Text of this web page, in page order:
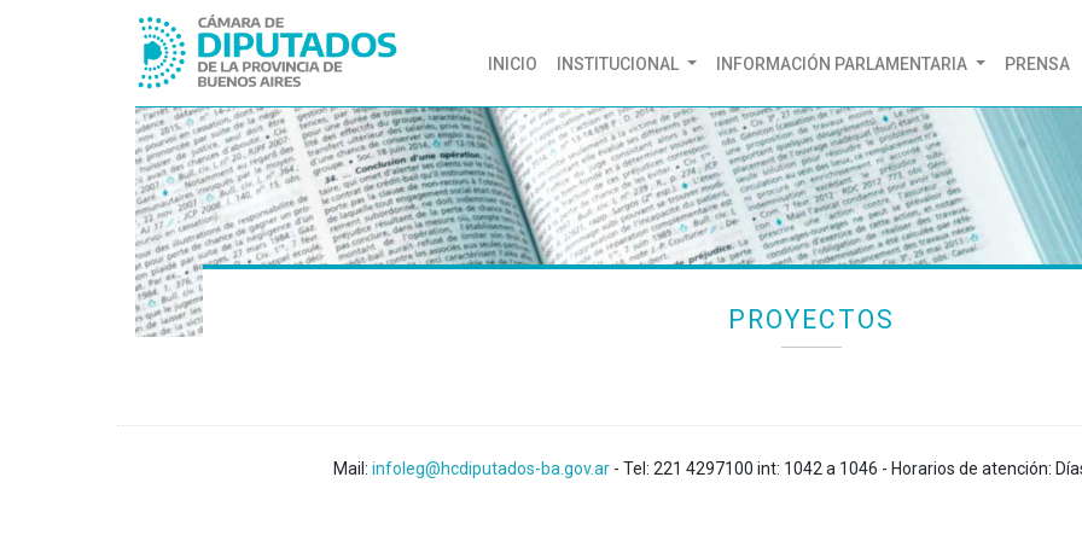
INICIO (CURRENT)
INSTITUCIONAL INFORMACIÓN PARLAMENTARIA PRENSA
PROYECTOS
Mail: infoleg@hcdiputados-ba.gov.ar - Tel: 221 4297100 int: 1042 a 1046 - Horarios de atención: